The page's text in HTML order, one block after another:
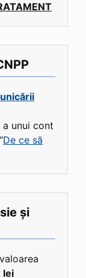
unui cont
De ce să
și
valoarea
lei